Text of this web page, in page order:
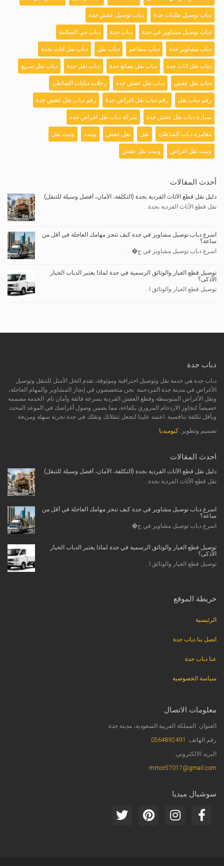
دباب توصيل طلبات جدة دباب توصيل عفش جدة
دباب توصيل مشاوير في جدة دباب جدة دباب حي السلامة
دباب مشاوير جدة دباب مطاعم دباب نقل دباب نقل اثاث بجدة
دباب نقل اثاث جدة دباب نقل بضائع جدة دباب نقل جدة دباب نقل سريع
دباب نقل عفش دباب نقل عفش جدة رحلات دبابات الشاطئ
رقم دباب نقل رقم دباب نقل اغراض جدة رقم دباب نقل عفش جدة
سيارة دباب نقل عفش جدة شركة دباب نقل اغراض جدة
مغامرة دباب الشاطئ نقل نقل عفش ونيت ونيت نقل
ونيت نقل اغراض ونيت نقل عفش
أحدث المقالات
دليل نقل قطع الأثاث الفردية بجدة (التكلفة، الأمان، أفضل وسيلة للتنقل)
نقل قطع الأثاث الفردية بجدة...
اسرع دباب توصيل مشاوير في جدة كيف تنجز مهامك العاجلة في أقل من
ساعة؟
اسرع دباب توصيل مشاوير في ج�...
توصيل قطع الغيار والوثائق الرسمية في جدة لماذا يعتبر الدباب الخيار
الأذكى؟
توصيل قطع الغيار والوثائق ا...
دباب جدة
دباب جدة هي خدمة نقل وتوصيل احترافية وموثوقة، تقدم الحل الأمثل للتنقل وتوصيل
الأغراض في مدينة جدة المزدحمة. نحن متخصصون في إنجاز المشاوير والمهام العاجلة،
ونقل الأغراض المتوسطة وقطع العفش الفردية بسرعة فائقة وأمان تام. الخدمة مصممة
خصيصاً لتجاوز الازدحام المروري بكفاءة، مما يضمن وصول أغراضك في الموعد المحدد
وبأقل تكلفة تنافسية. اعتمد علينا لتجعل تنقلاتك ونقلك في جدة تجربة سهلة ومريحة.
تصميم وتطوير: كيوميديا
احدث المقالات
دليل نقل قطع الأثاث الفردية بجدة (التكلفة، الأمان، أفضل وسيلة للتنقل)
نقل قطع الأثاث الفردية بجدة...
اسرع دباب توصيل مشاوير في جدة كيف تنجز مهامك العاجلة في أقل من
ساعة؟
اسرع دباب توصيل مشاوير في ج�...
توصيل قطع الغيار والوثائق الرسمية في جدة لماذا يعتبر الدباب الخيار
الأذكى؟
توصيل قطع الغيار والوثائق ا...
خريطة الموقع
الرئيسية
اتصل بنا دباب جدة
عنا دباب جدة
سياسة الخصوصية
معلومات الاتصال
العنوان: المملكة العربية السعودية، مدينة جدة
رقم الهاتف: 0564892491
البريد الالكتروني:
mmor57017@gmail.com
سوشيال ميديا